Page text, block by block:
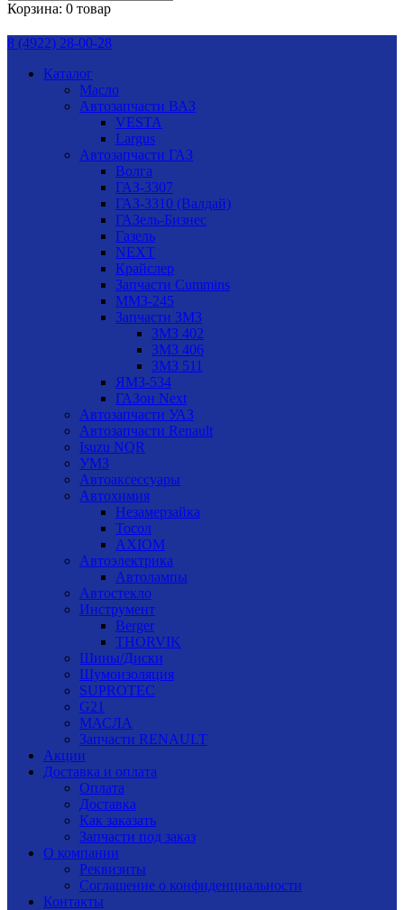
Корзина: 0 товар
8 (4922) 28-00-28
Каталог
Масло
Автозапчасти ВАЗ
VESTA
Largus
Автозапчасти ГАЗ
Волга
ГАЗ-3307
ГАЗ-3310 (Валдай)
ГАЗель-Бизнес
Газель
NEXT
Крайслер
Запчасти Cummins
ММЗ-245
Запчасти ЗМЗ
ЗМЗ 402
ЗМЗ 406
ЗМЗ 511
ЯМЗ-534
ГАЗон Next
Автозапчасти УАЗ
Автозапчасти Renault
Isuzu NQR
УМЗ
Автоаксессуары
Автохимия
Незамерзайка
Тосол
AXIOM
Автоэлектрика
Автолампы
Автостекло
Инструмент
Berger
THORVIK
Шины/Диски
Шумоизоляция
SUPROTEC
G21
МАСЛА
Запчасти RENAULT
Акции
Доставка и оплата
Оплата
Доставка
Как заказать
Запчасти под заказ
О компании
Реквизиты
Соглашение о конфиденциальности
Контакты